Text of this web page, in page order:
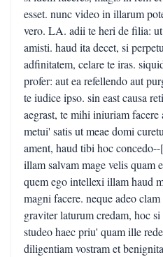
esset. nunc video in illarum
vero. LA. adii te heri de filia:
amisti. haud ita decet, si
adfinitatem, celare te iras.
profer: aut ea refellendo aut
te iudice ipso. sin east causa
aegrast, te mihi iniuriam
metui' satis ut meae domi
ament, haud tibi hoc
illam salvam mage velis quam
quem ego intellexi illam haud
magni facere. neque adeo
graviter laturum credam, hoc
studeo haec priu' quam ille
diligentiam vostram et